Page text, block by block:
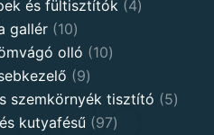
products
és fültisztítók 44
gallér 1010
products
olló 1010
99
products
szemkörnyék tisztító 55
kutyafésű 9797